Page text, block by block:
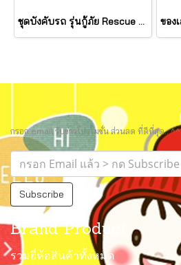
ชุดบังคับรถ รุ่นกู้ภัย Rescue Mission Wooden Dashboard รุ่น 33275 ยี่ห้อ Melissa & Doug
กรอก email รับข่าวโปรโมชั่น ส่วนลด ที่ดีที่สุด.. ^^
Subscribe
Brand Product
รวมยี่ห้อสินค้าทั้งหมด